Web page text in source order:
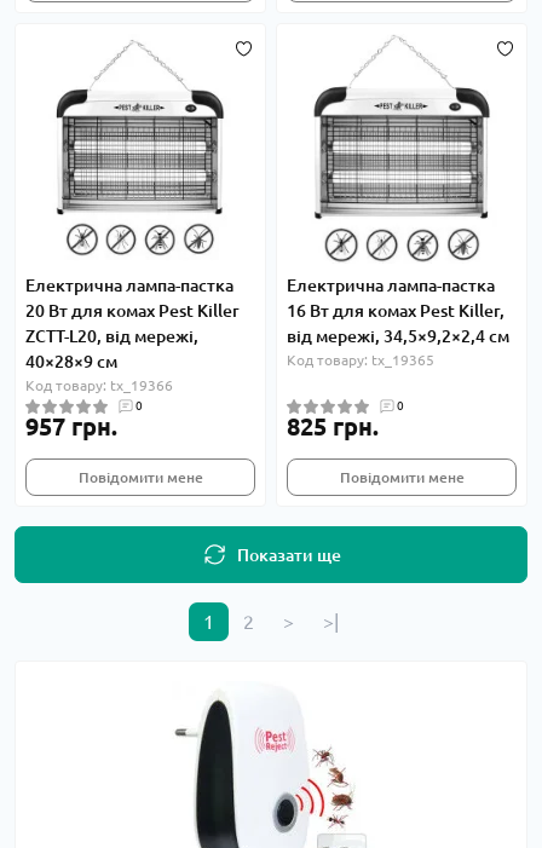
Електрична лампа-пастка
20 Вт для комах Pest Killer
ZCTT-L20, від мережі,
40×28×9 см
Код товару: tx_19366
0
957 грн.
Повідомити мене
Електрична лампа-пастка
16 Вт для комах Pest Killer,
від мережі, 34,5×9,2×2,4 см
Код товару: tx_19365
0
825 грн.
Повідомити мене
Показати ще
1 2 > >|